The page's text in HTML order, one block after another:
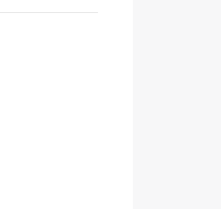
する際は個
WEBサイ
きを通じて
む)